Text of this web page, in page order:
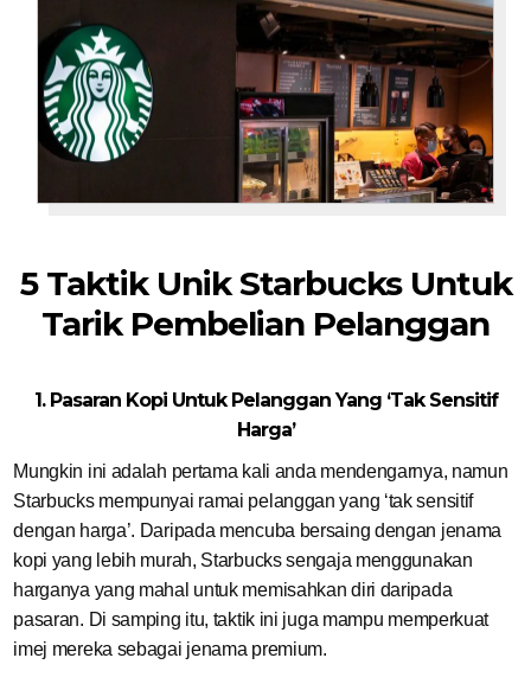
5 Taktik Unik Starbucks Untuk
Tarik Pembelian Pelanggan
1. Pasaran Kopi Untuk Pelanggan Yang ‘Tak Sensitif
Harga’
Mungkin ini adalah pertama kali anda mendengarnya, namun
Starbucks mempunyai ramai pelanggan yang ‘tak sensitif
dengan harga’. Daripada mencuba bersaing dengan jenama
kopi yang lebih murah, Starbucks sengaja menggunakan
harganya yang mahal untuk memisahkan diri daripada
pasaran. Di samping itu, taktik ini juga mampu memperkuat
imej mereka sebagai jenama premium.